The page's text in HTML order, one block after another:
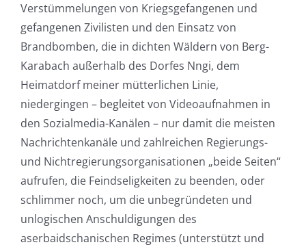
Verstümmelungen von Kriegsgefangenen und
gefangenen Zivilisten und den Einsatz von
Brandbomben, die in dichten Wäldern von Berg-
Karabach außerhalb des Dorfes Nngi, dem
Heimatdorf meiner mütterlichen Linie,
niedergingen – begleitet von Videoaufnahmen in
den Sozialmedia-Kanälen – nur damit die meisten
Nachrichtenkanäle und zahlreichen Regierungs-
und Nichtregierungsorganisationen „beide Seiten“
aufrufen, die Feindseligkeiten zu beenden, oder
schlimmer noch, um die unbegründeten und
unlogischen Anschuldigungen des
aserbaidschanischen Regimes (unterstützt und